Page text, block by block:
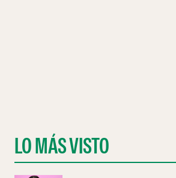
LO MÁS VISTO